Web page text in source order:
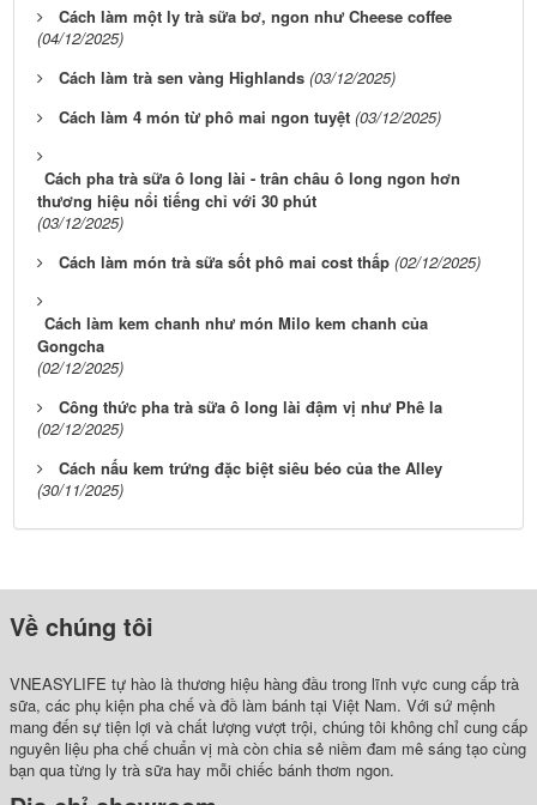
Cách làm một ly trà sữa bơ, ngon như Cheese coffee
(04/12/2025)
Cách làm trà sen vàng Highlands (03/12/2025)
Cách làm 4 món từ phô mai ngon tuyệt (03/12/2025)
Cách pha trà sữa ô long lài - trân châu ô long ngon hơn
thương hiệu nổi tiếng chỉ với 30 phút
(03/12/2025)
Cách làm món trà sữa sốt phô mai cost thấp (02/12/2025)
Cách làm kem chanh như món Milo kem chanh của
Gongcha
(02/12/2025)
Công thức pha trà sữa ô long lài đậm vị như Phê la
(02/12/2025)
Cách nấu kem trứng đặc biệt siêu béo của the Alley
(30/11/2025)
Về chúng tôi
VNEASYLIFE tự hào là thương hiệu hàng đầu trong lĩnh vực cung cấp trà
sữa, các phụ kiện pha chế và đồ làm bánh tại Việt Nam. Với sứ mệnh
mang đến sự tiện lợi và chất lượng vượt trội, chúng tôi không chỉ cung cấp
nguyên liệu pha chế chuẩn vị mà còn chia sẻ niềm đam mê sáng tạo cùng
bạn qua từng ly trà sữa hay mỗi chiếc bánh thơm ngon.